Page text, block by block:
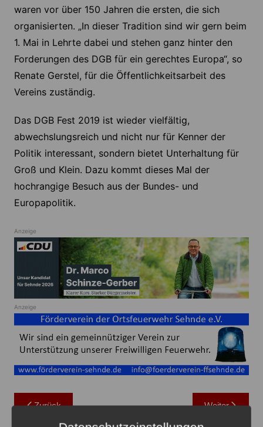
waren vor über 150 Jahren die ersten, die sich
organisierten. „In dieser Tradition sind wir gern beim
1. Mai in Lehrte dabei und stehen ganz hinter den
Forderungen des DGB für ein gerechtes Europa“, so
Renate Gerstel, für die Öffentlichkeitsarbeit des
Vereins zuständig.
Das DGB Fest 2019 ist wieder vielfältig,
abwechslungsreich und nicht nur für Kenner der
Politik interessant, sondern bietet Unterhaltung für
Groß und Klein. Dazu kommt dieses Mal der
hochrangige Besuch aus der Bundes- und
Europapolitik.
Anzeige
Anzeige
Beitragsnavigation
Zurück Weiter